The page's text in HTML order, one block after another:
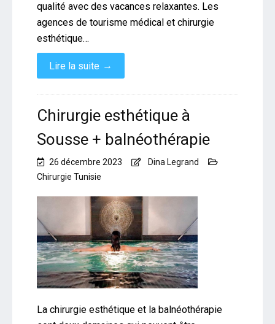
qualité avec des vacances relaxantes. Les
agences de tourisme médical et chirurgie
esthétique…
Lire la suite →
Chirurgie esthétique à
Sousse + balnéothérapie
26 décembre 2023
Dina Legrand
Chirurgie Tunisie
La chirurgie esthétique et la balnéothérapie